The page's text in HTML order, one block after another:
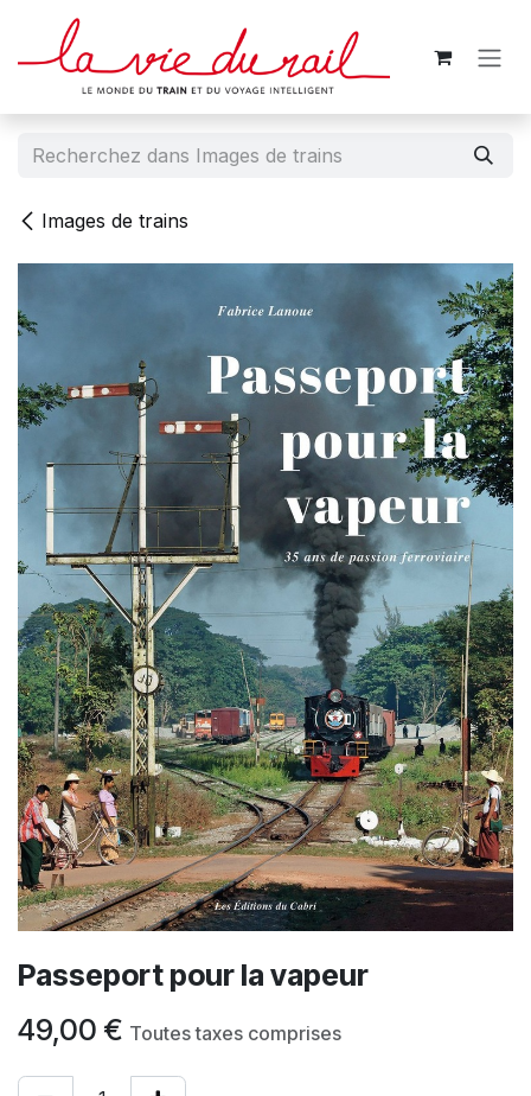
Se rendre au contenu
Images de trains
Passeport pour la vapeur
49,00 € Toutes taxes comprises